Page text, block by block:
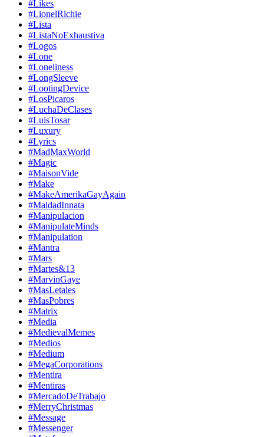
#Likes
#LionelRichie
#Lista
#ListaNoExhaustiva
#Logos
#Lone
#Loneliness
#LongSleeve
#LootingDevice
#LosPicaros
#LuchaDeClases
#LuisTosar
#Luxury
#Lyrics
#MadMaxWorld
#Magic
#MaisonVide
#Make
#MakeAmerikaGayAgain
#MaldadInnata
#Manipulacion
#ManipulateMinds
#Manipulation
#Mantra
#Mars
#Martes&13
#MarvinGaye
#MasLetales
#MasPobres
#Matrix
#Media
#MedievalMemes
#Medios
#Medium
#MegaCorporations
#Mentira
#Mentiras
#MercadoDeTrabajo
#MerryChristmas
#Message
#Messenger